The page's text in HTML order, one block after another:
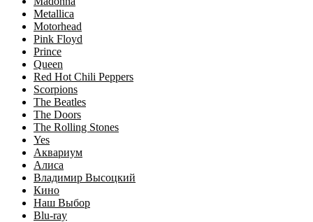
Metallica
Motorhead
Pink Floyd
Prince
Queen
Red Hot Chili Peppers
Scorpions
The Beatles
The Doors
The Rolling Stones
Yes
Аквариум
Алиса
Владимир Высоцкий
Кино
Наш Выбор
Blu-ray